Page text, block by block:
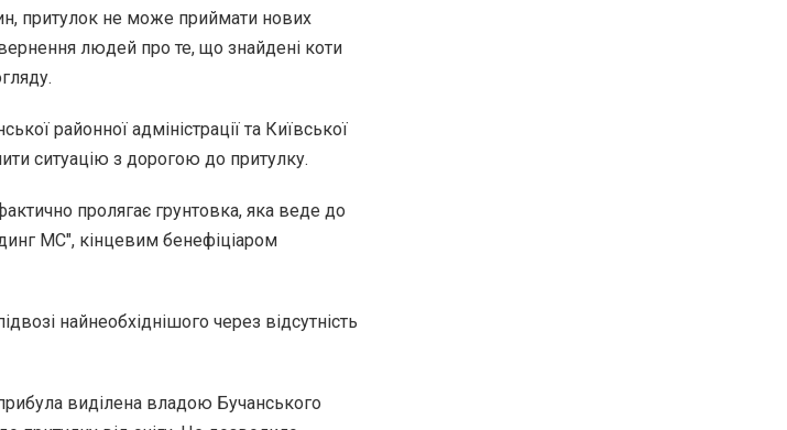
притулок не може приймати нових
людей про те, що знайдені коти
районної адміністрації та Київської
ситуацію з дорогою до притулку.
пролягає грунтовка, яка веде до
МС", кінцевим бенефіціаром
найнеобхіднішого через відсутність
виділена владою Бучанського